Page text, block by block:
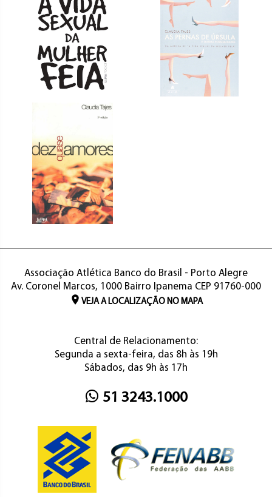
Associação Atlética Banco do Brasil - Porto Alegre
Av. Coronel Marcos, 1000 Bairro Ipanema CEP 91760-000
VEJA A LOCALIZAÇÃO NO MAPA
Central de Relacionamento:
Segunda a sexta-feira, das 8h às 19h
Sábados, das 9h às 17h
51 3243.1000